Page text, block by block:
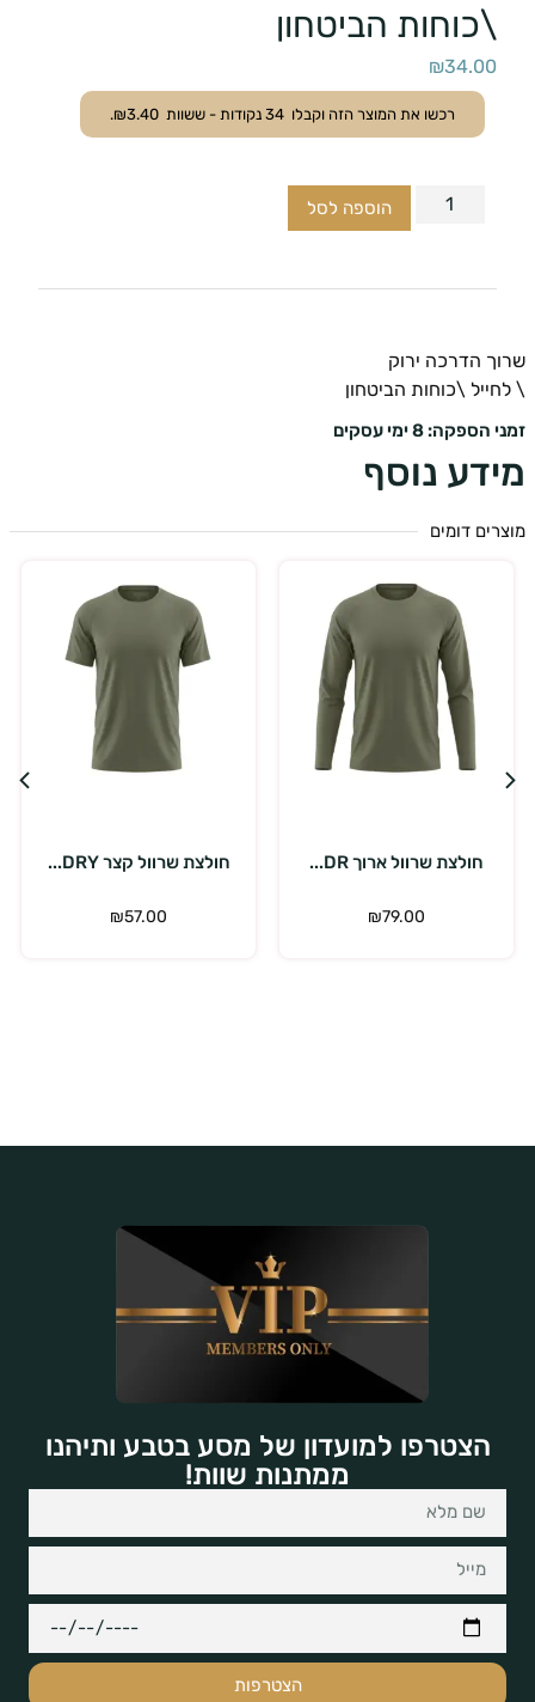
\כוחות הביטחון
₪34.00
רכשו את המוצר הזה וקבלו34נקודות - ששוות ₪ 3.40
.
הוספה לסל
הדרכה ירוק
\כוחות הביטחון
8 ימי עסקים
נוסף
דומים
חולצת שרוול ארוך DR...
₪79.00
חולצת שרוול קצר DRY...
₪57.00
הצטרפו למועדון של מסע בטבע ותיהנו
ממתנות שוות!
הצטרפות